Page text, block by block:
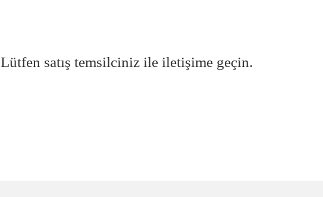
Lütfen satış temsilciniz ile iletişime geçin.